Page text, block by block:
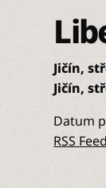
Jičín,
Jičín,
Datum
RSS